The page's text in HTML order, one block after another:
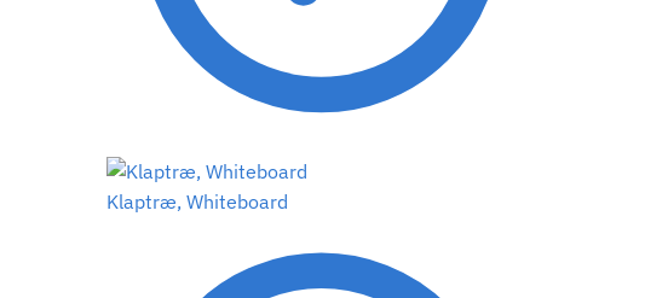
Klaptræ, Whiteboard